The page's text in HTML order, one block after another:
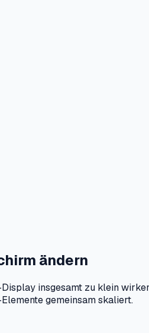
ändern
insgesamt zu klein
gemeinsam skaliert.